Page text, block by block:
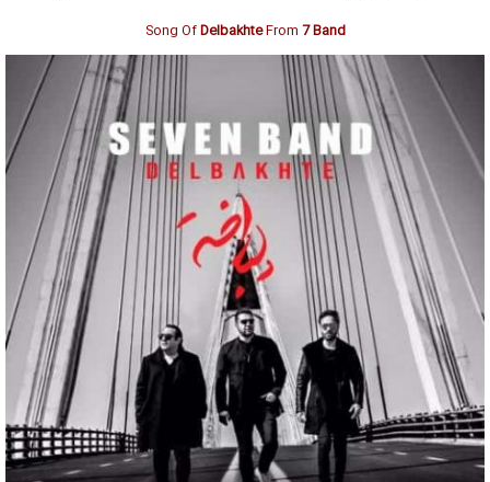
Song OfDelbakhteFrom 7 Band